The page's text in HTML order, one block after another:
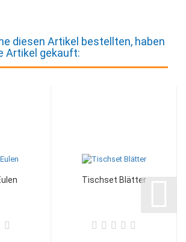
diesen Artikel bestellten, haben
Artikel gekauft:
Tischset Blätter